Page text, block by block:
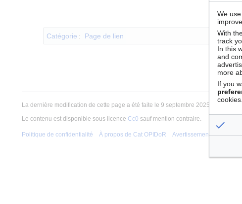
Catégorie : Page de lien
La dernière modification de cette page a été faite le 9 septembre 2025 à 16:01.
Le contenu est disponible sous licence Cc0 sauf mention contraire.
Politique de confidentialité À propos de Cat OPIDoR Avertissements Contact
We
With
track
In this
and
more
If you